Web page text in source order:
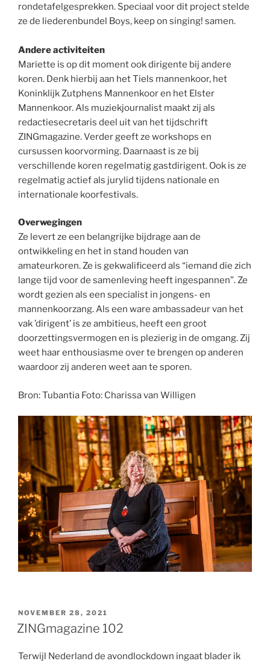
rondetafelgesprekken. Speciaal voor dit project stelde
ze de liederenbundel Boys, keep on singing! samen.
Andere activiteiten
Mariette is op dit moment ook dirigente bij andere
koren. Denk hierbij aan het Tiels mannenkoor, het
Koninklijk Zutphens Mannenkoor en het Elster
Mannenkoor. Als muziekjournalist maakt zij als
redactiesecretaris deel uit van het tijdschrift
ZINGmagazine. Verder geeft ze workshops en
cursussen koorvorming. Daarnaast is ze bij
verschillende koren regelmatig gastdirigent. Ook is ze
regelmatig actief als jurylid tijdens nationale en
internationale koorfestivals.
Overwegingen
Ze levert ze een belangrijke bijdrage aan de
ontwikkeling en het in stand houden van
amateurkoren. Ze is gekwalificeerd als “iemand die zich
lange tijd voor de samenleving heeft ingespannen”. Ze
wordt gezien als een specialist in jongens- en
mannenkoorzang. Als een ware ambassadeur van het
vak ’dirigent’ is ze ambitieus, heeft een groot
doorzettingsvermogen en is plezierig in de omgang. Zij
weet haar enthousiasme over te brengen op anderen
waardoor zij anderen weet aan te sporen.
Bron: Tubantia Foto: Charissa van Willigen
GEPLAATST
OP
NOVEMBER 28, 2021
ZINGmagazine 102
Terwijl Nederland de avondlockdown ingaat blader ik